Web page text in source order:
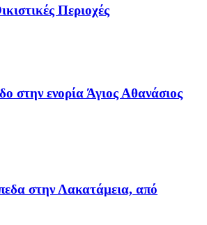
Περιοχές
στην ενορία Άγιος Αθανάσιος
στην Λακατάμεια, από